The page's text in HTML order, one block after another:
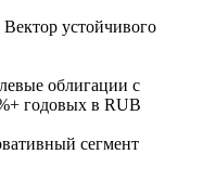
устойчивого
облигации с
годовых в RUB
сегмент